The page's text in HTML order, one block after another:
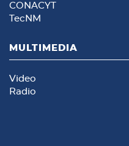
CONACYT
TecNM
MULTIMEDIA
Video
Radio